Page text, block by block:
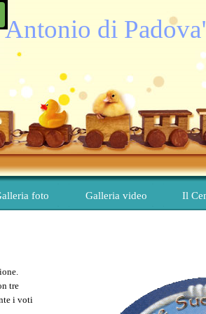
di
▼ foto Galleria video Il
tre
i voti